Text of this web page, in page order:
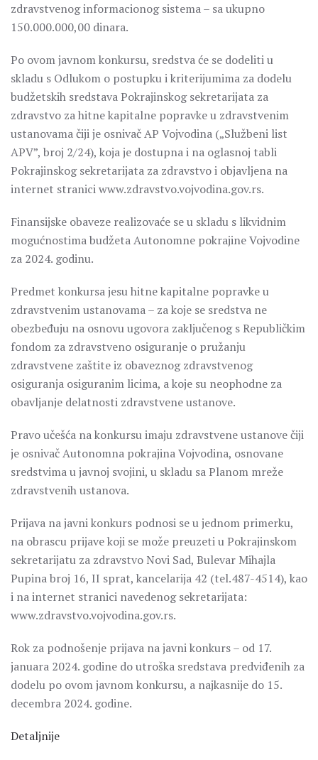
zdravstvenog informacionog sistema – sa ukupno
150.000.000,00 dinara.
Po ovom javnom konkursu, sredstva će se dodeliti u
skladu s Odlukom o postupku i kriterijumima za dodelu
budžetskih sredstava Pokrajinskog sekretarijata za
zdravstvo za hitne kapitalne popravke u zdravstvenim
ustanovama čiji je osnivač AP Vojvodina („Službeni list
APV”, broj 2/24), koja je dostupna i na oglasnoj tabli
Pokrajinskog sekretarijata za zdravstvo i objavljena na
internet stranici www.zdravstvo.vojvodina.gov.rs.
Finansijske obaveze realizovaće se u skladu s likvidnim
mogućnostima budžeta Autonomne pokrajine Vojvodine
za 2024. godinu.
Predmet konkursa jesu hitne kapitalne popravke u
zdravstvenim ustanovama – za koje se sredstva ne
obezbeđuju na osnovu ugovora zaključenog s Republičkim
fondom za zdravstveno osiguranje o pružanju
zdravstvene zaštite iz obaveznog zdravstvenog
osiguranja osiguranim licima, a koje su neophodne za
obavljanje delatnosti zdravstvene ustanove.
Pravo učešća na konkursu imaju zdravstvene ustanove čiji
je osnivač Autonomna pokrajina Vojvodina, osnovane
sredstvima u javnoj svojini, u skladu sa Planom mreže
zdravstvenih ustanova.
Prijava na javni konkurs podnosi se u jednom primerku,
na obrascu prijave koji se može preuzeti u Pokrajinskom
sekretarijatu za zdravstvo Novi Sad, Bulevar Mihajla
Pupina broj 16, II sprat, kancelarija 42 (tel.487-4514), kao
i na internet stranici navedenog sekretarijata:
www.zdravstvo.vojvodina.gov.rs.
Rok za podnošenje prijava na javni konkurs – od 17.
januara 2024. godine do utroška sredstava predviđenih za
dodelu po ovom javnom konkursu, a najkasnije do 15.
decembra 2024. godine.
Detaljnije